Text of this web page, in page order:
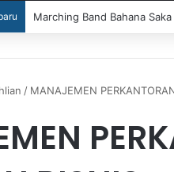
Marching Band Bahana
/ MANAJEMEN